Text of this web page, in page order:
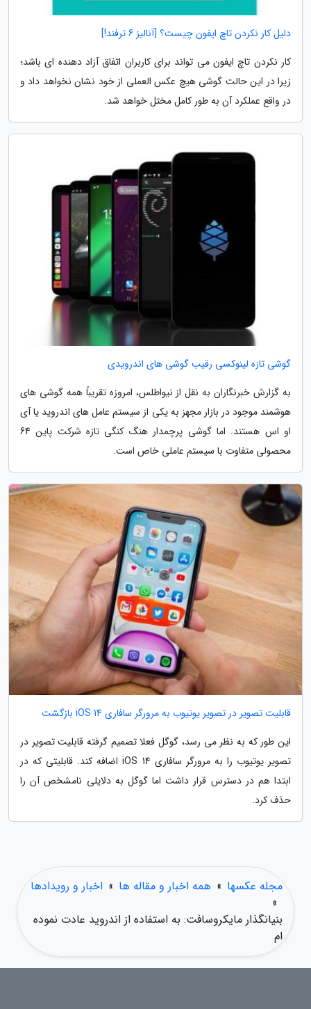
دلیل کار نکردن تاچ ایفون چیست؟ [آنالیز 6 ترفند!]
کار نکردن تاچ ایفون می تواند برای کاربران اتفاق آزاد دهنده ای باشد؛
زیرا در این حالت گوشی هیچ عکس العملی از خود نشان نخواهد داد و
در واقع عملکرد آن به طور کامل مختل خواهد شد.
گوشی تازه لینوکسی رقیب گوشی های اندرویدی
به گزارش خبرنگاران به نقل از نیواطلس، امروزه تقریباً همه گوشی های
هوشمند موجود در بازار مجهز به یکی از سیستم عامل های اندروید یا آی
او اس هستند. اما گوشی پرچمدار هنگ کنگی تازه شرکت پاین 64
محصولی متفاوت با سیستم عاملی خاص است.
قابلیت تصویر در تصویر یوتیوب به مرورگر سافاری iOS 14 بازگشت
این طور که به نظر می رسد، گوگل فعلا تصمیم گرفته قابلیت تصویر در
تصویر یوتیوب را به مرورگر سافاری iOS 14 اضافه کند. قابلیتی که در
ابتدا هم در دسترس قرار داشت اما گوگل به دلایلی نامشخص آن را
حذف کرد.
مجله عکسها » همه اخبار و مقاله ها » اخبار و رویدادها
»
بنیانگذار مایکروسافت: به استفاده از اندروید عادت نموده
ام